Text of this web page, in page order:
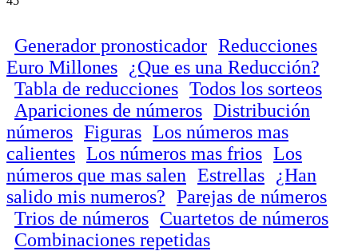
Generador pronosticador Reducciones
Euro Millones
¿Que es una Reducción?
Tabla de reducciones Todos los sorteos
Apariciones de números Distribución
números Figuras Los números mas
calientes Los números mas frios Los
números que mas salen Estrellas
¿Han
salido mis numeros? Parejas de números
Trios de números Cuartetos de números
Combinaciones repetidas